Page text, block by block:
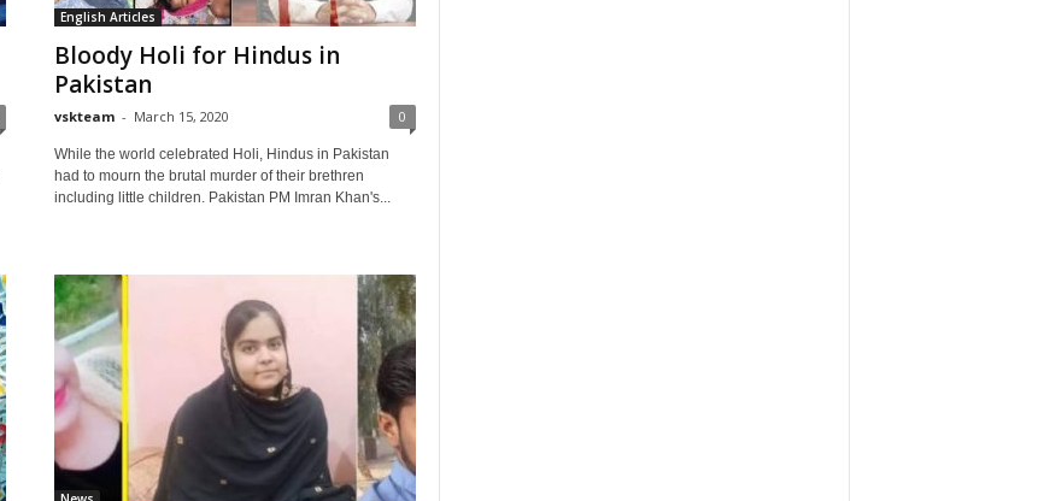
English Articles
Bloody Holi for Hindus in
Pakistan
vskteam - March 15, 2020 0
While the world celebrated Holi, Hindus in Pakistan
had to mourn the brutal murder of their brethren
including little children. Pakistan PM Imran Khan's...